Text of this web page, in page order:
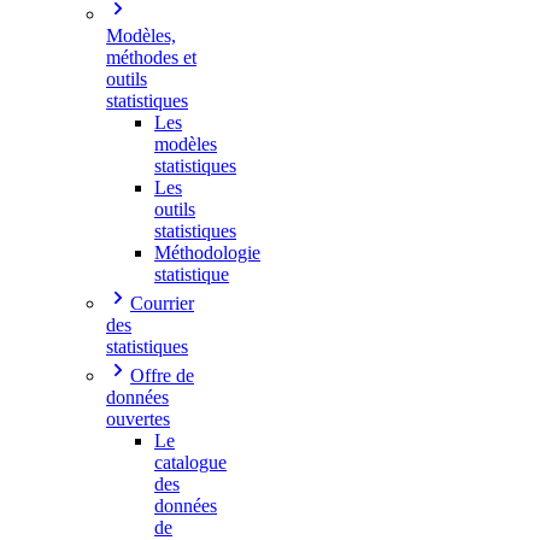
Modèles,
méthodes et
outils
statistiques
Les
modèles
statistiques
Les
outils
statistiques
Méthodologie
statistique
Courrier
des
statistiques
Offre de
données
ouvertes
Le
catalogue
des
données
de